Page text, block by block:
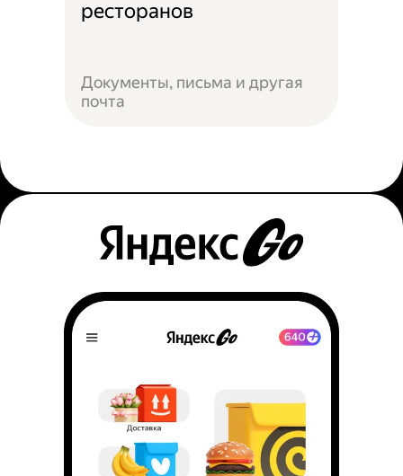
ресторанов
Документы, письма и другая
почта